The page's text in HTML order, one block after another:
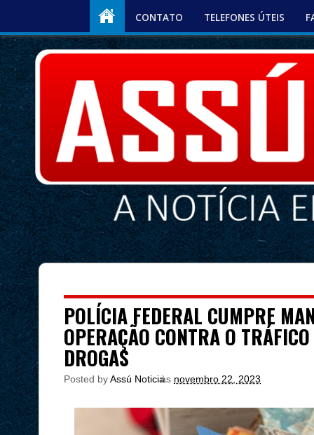
CONTATO TELEFONES ÚTEIS
POLÍCIA FEDERAL CUMPRE
OPERAÇÃO CONTRA O
DROGAS
Posted byAssú Noticia
às novembro 22, 2023